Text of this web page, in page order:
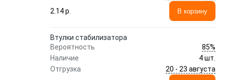
2.14 p.
В корзину
Втулки стабилизатора
Вероятность
85%
Наличие
4 шт.
Отгрузка
20 - 23 августа